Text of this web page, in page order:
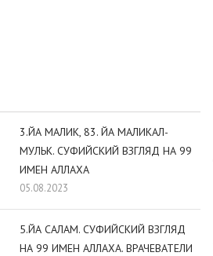
3.ЙА МАЛИК, 83. ЙА МАЛИКАЛ-
МУЛЬК. СУФИЙСКИЙ ВЗГЛЯД НА 99
ИМЕН АЛЛАХА
05.08.2023
5.ЙА САЛАМ. СУФИЙСКИЙ ВЗГЛЯД
НА 99 ИМЕН АЛЛАХА. ВРАЧЕВАТЕЛИ